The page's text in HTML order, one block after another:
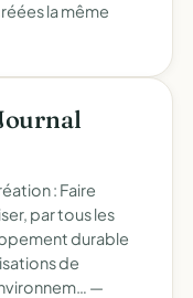
la même
: Faire
par tous les
durable
de
—